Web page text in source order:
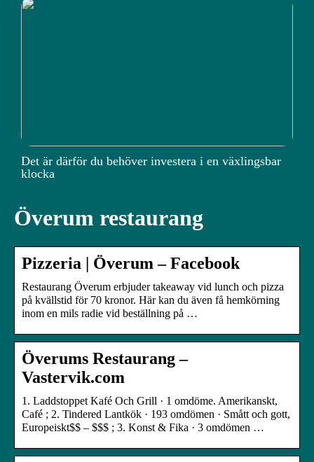
Det är därför du behöver investera i en växlingsbar
klocka
Överum restaurang
Pizzeria | Överum – Facebook
Restaurang Överum erbjuder takeaway vid lunch och pizza
på kvällstid för 70 kronor. Här kan du även få hemkörning
inom en mils radie vid beställning på …
Överums Restaurang –
Vastervik.com
1. Laddstoppet Kafé Och Grill · 1 omdöme. Amerikanskt,
Café ; 2. Tindered Lantkök · 193 omdömen · Smått och gott,
Europeiskt$$ – $$$ ; 3. Konst & Fika · 3 omdömen …